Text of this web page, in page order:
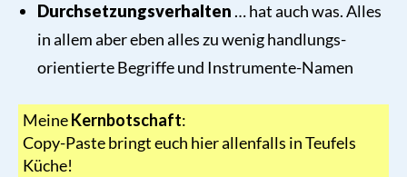
Durchsetzungsverhalten … hat auch was. Alles
in allem aber eben alles zu wenig handlungs-
orientierte Begriffe und Instrumente-Namen
MeineKernbotschaft:
Copy-Paste bringt euch hier allenfalls in Teufels
Küche!